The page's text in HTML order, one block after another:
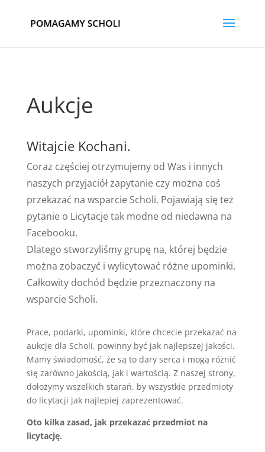
Aukcje
Witajcie Kochani.
Coraz częściej otrzymujemy od Was i innych
naszych przyjaciół zapytanie czy można coś
przekazać na wsparcie Scholi. Pojawiają się też
pytanie o Licytacje tak modne od niedawna na
Facebooku.
Dlatego stworzyliśmy grupę na, której będzie
można zobaczyć i wylicytować różne upominki.
Całkowity dochód będzie przeznaczony na
wsparcie Scholi.
Prace, podarki, upominki, które chcecie przekazać na
aukcje dla Scholi, powinny być jak najlepszej jakości.
Mamy świadomość, że są to dary serca i mogą różnić
się zarówno jakością, jak i wartością. Z naszej strony,
dołożymy wszelkich starań, by wszystkie przedmioty
do licytacji jak najlepiej zaprezentować.
Oto kilka zasad, jak przekazać przedmiot na
licytację.